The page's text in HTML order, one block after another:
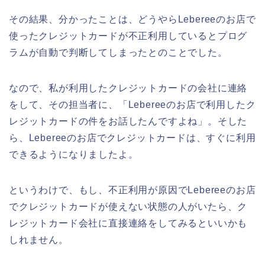
その結果、分かったことは、どうやらLebereeのお店で
使ったクレジットカードが不正利用しているとプログ
ラムが自動で判断してしまったとのことでした。
なので、私が利用したクレジットカードの会社に連絡
をして、その担当者に、「Lebereeのお店で利用したク
レジットカードの件をお話したんですよね」。そした
ら、Lebereeのお店でクレジットカードは、すぐに利用
できるようになりましたよ。
というわけで、もし、不正利用が原因でLebereeのお店
でクレジットカードが使えない状態の人がいたら、ク
レジットカード会社に直接連絡をしてみるといいかも
しれません。